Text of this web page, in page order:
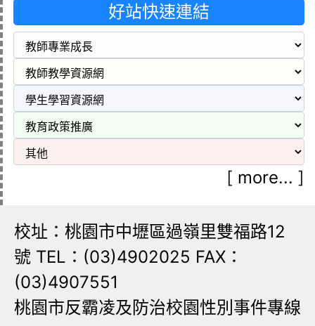
好站快速連結
[ more... ]
校址：桃園市中壢區過嶺里雙福路12
號 TEL：(03)4902025 FAX：
(03)4907551
桃園市反霸凌及防治校園性別事件專線